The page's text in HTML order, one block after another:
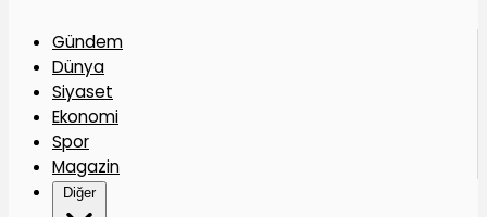
Gündem
Dünya
Siyaset
Ekonomi
Spor
Magazin
Diğer